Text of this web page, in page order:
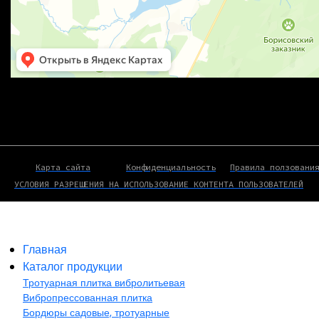
Карта сайта Конфиденциальность
Правила ползования
УСЛОВИЯ РАЗРЕШЕНИЯ НА ИСПОЛЬЗОВАНИЕ КОНТЕНТА ПОЛЬЗОВАТЕЛЕЙ
Главная
Каталог продукции
Тротуарная плитка вибролитьевая
Вибропрессованная плитка
Бордюры садовые, тротуарные